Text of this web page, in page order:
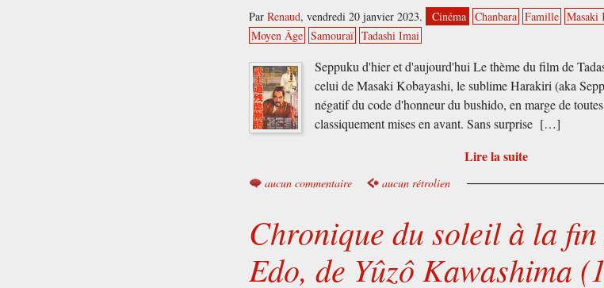
ParRenaud,vendredi 20 janvier 2023. Cinéma Chanbara Famille Masaki
Moyen Âge Samouraï Tadashi Imai
Seppuku d'hier et d'aujourd'hui Le thème du film de
celui de Masaki Kobayashi, le sublime Harakiri (aka
négatif du code d'honneur du bushido, en marge de
classiquement mises en avant. Sans surprise […]
Lire la suite
aucun commentaire aucun rétrolien
Chronique du soleil à la
Edo, de Yûzô Kawashima